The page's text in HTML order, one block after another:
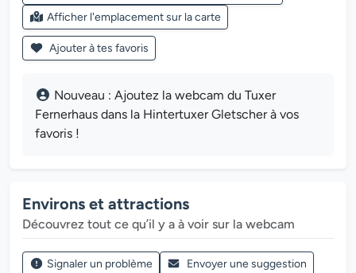
Afficher l'emplacement sur la carte
Ajouter à tes favoris
Nouveau : Ajoutez la webcam du Tuxer
Fernerhaus dans la Hintertuxer Gletscher à vos
favoris !
Environs et attractions
Découvrez tout ce qu’il y a à voir sur la webcam
Signaler un problème Envoyer une suggestion